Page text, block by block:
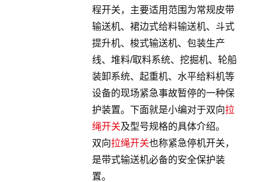
程开关，主要适用范围为常规皮带
输送机、裙边式给料输送机、斗式
提升机、梭式输送机、包装生产
线、堆料/取料系统、挖掘机、轮船
装卸系统、起重机、水平给料机等
设备的现场紧急事故暂停的一种保
护装置。下面就是小编对于双向拉
绳开关及型号规格的具体介绍。
双向拉绳开关也称紧急停机开关，
是带式输送机必备的安全保护装
置。